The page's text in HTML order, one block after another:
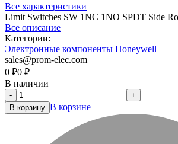
Все характеристики
Limit Switches SW 1NC 1NO SPDT Side
Все описание
Категории:
Электронные компоненты Honeywell
sales@prom-elec.com
0 ₽0 ₽
В наличии
-
+
В корзину В корзине